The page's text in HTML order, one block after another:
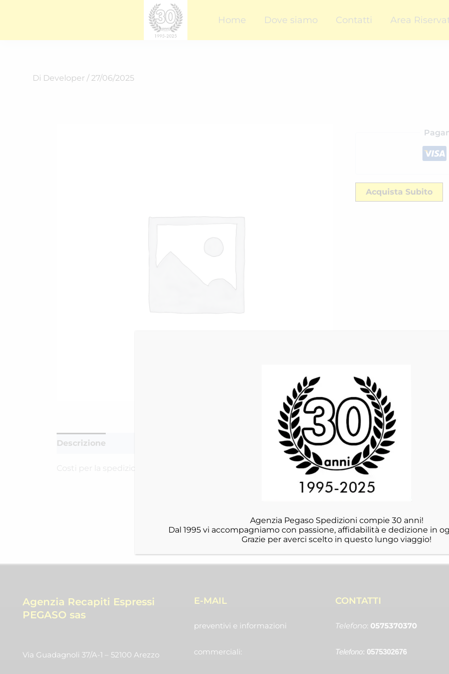
Home Dove siamo Contatti Area
Di Developer / 27/06/2025
Acquista Subito
Descrizione
Costi per la spedizione RICH-2525TSJR4
Agenzia Recapiti Espressi
PEGASO sas
Via Guadagnoli 37/A-1 – 52100 Arezzo
E-MAIL
preventivi e informazioni
commerciali:
CONTATTI
Telefono: 0575370370
Telefono: 0575302676
Agenzia Pegaso Spedizioni compie 30 anni!
Dal 1995 vi accompagniamo con passione, affidabilità e dedizione in
Grazie per averci scelto in questo lungo viaggio!